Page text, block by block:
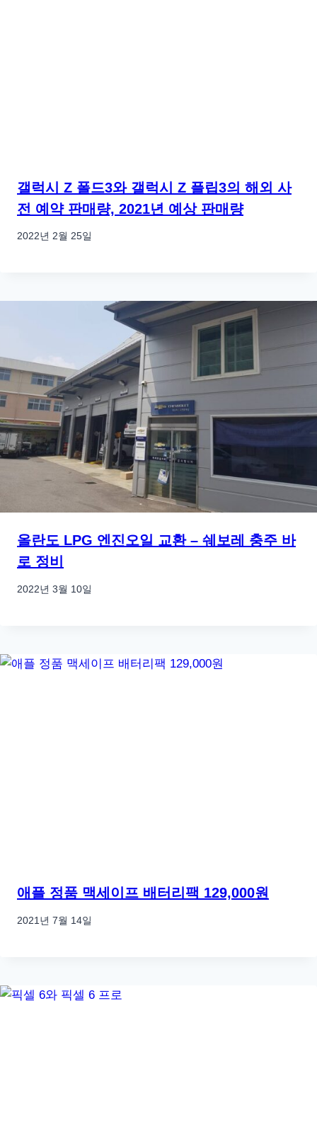
갤럭시 Z 폴드3와 갤럭시 Z 플립3의 해외 사
전 예약 판매량, 2021년 예상 판매량
2022년 2월 25일
올란도 LPG 엔진오일 교환 – 쉐보레 충주 바
로 정비
2022년 3월 10일
애플 정품 맥세이프 배터리팩 129,000원
2021년 7월 14일